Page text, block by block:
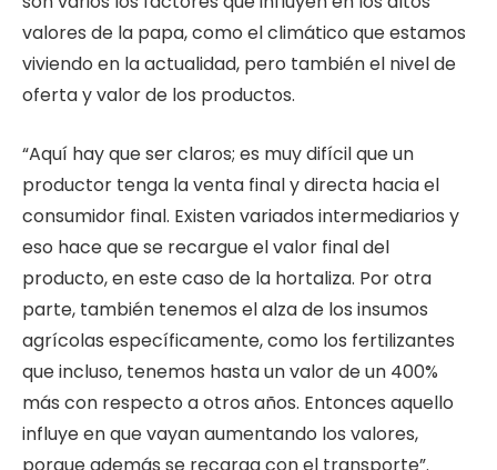
valores de la papa, como el climático que estamos
viviendo en la actualidad, pero también el nivel de
oferta y valor de los productos.
“Aquí hay que ser claros; es muy difícil que un
productor tenga la venta final y directa hacia el
consumidor final. Existen variados intermediarios y
eso hace que se recargue el valor final del
producto, en este caso de la hortaliza. Por otra
parte, también tenemos el alza de los insumos
agrícolas específicamente, como los fertilizantes
que incluso, tenemos hasta un valor de un 400%
más con respecto a otros años. Entonces aquello
influye en que vayan aumentando los valores,